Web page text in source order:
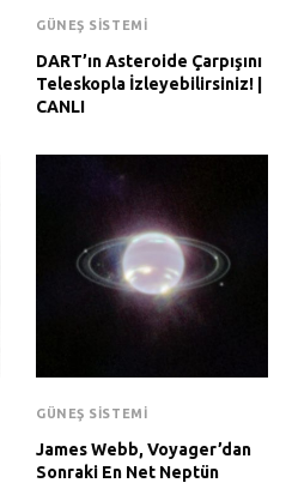
GÜNEŞ SISTEMI
DART’ın Asteroide Çarpışını
Teleskopla İzleyebilirsiniz! |
CANLI
GÜNEŞ SISTEMI
James Webb, Voyager’dan
Sonraki En Net Neptün